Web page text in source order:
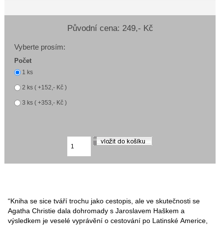
Původní cena: 249,- Kč
Vyberte prosím:
Počet
1 ks
2 ks ( +152,- Kč )
3 ks ( +353,- Kč )
“Kniha se sice tváří trochu jako cestopis, ale ve skutečnosti se
Agatha Christie dala dohromady s Jaroslavem Haškem a
výsledkem je veselé vyprávění o cestování po Latinské Americe,